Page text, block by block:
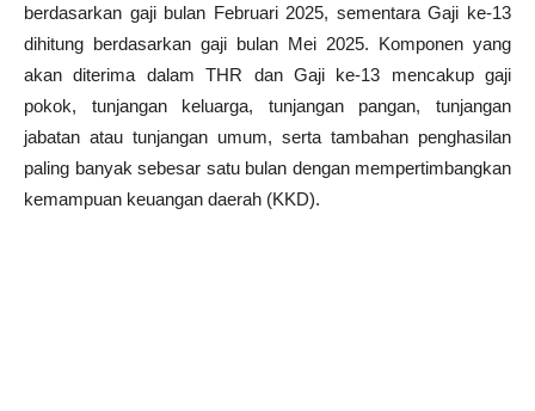
berdasarkan gaji bulan Februari 2025, sementara Gaji ke-13
dihitung berdasarkan gaji bulan Mei 2025. Komponen yang
akan diterima dalam THR dan Gaji ke-13 mencakup gaji
pokok, tunjangan keluarga, tunjangan pangan, tunjangan
jabatan atau tunjangan umum, serta tambahan penghasilan
paling banyak sebesar satu bulan dengan mempertimbangkan
kemampuan keuangan daerah (KKD).